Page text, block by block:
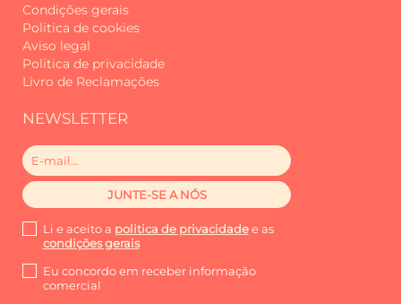
Condições gerais
Politica de cookies
Aviso legal
Politica de privacidade
Livro de Reclamações
NEWSLETTER
Li e aceito a politica de privacidadee as
condições gerais
Eu concordo em receber informação
comercial